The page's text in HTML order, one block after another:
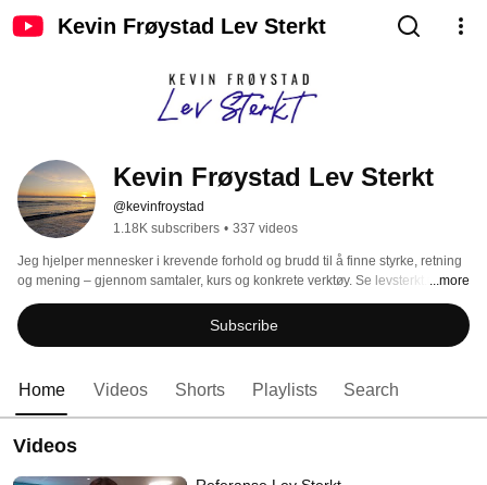
Kevin Frøystad Lev Sterkt
@kevinfroystad
1.18K subscribers • 337 videos
Jeg hjelper mennesker i krevende forhold og brudd til å finne styrke, retning
og mening – gjennom samtaler, kurs og konkrete verktøy. Se levsterkt.no for
mer info.
...more
Subscribe
Home Videos Shorts Playlists Search
Videos